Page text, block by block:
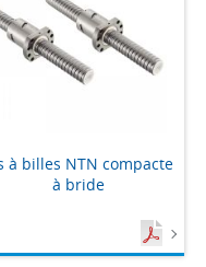
à billes NTN compacte
à bride